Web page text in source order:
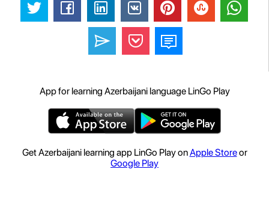
App for learning Azerbaijani language LinGo Play
Get Azerbaijani learning app LinGo Play onApple Storeor
Google Play